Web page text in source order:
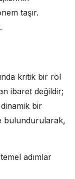
taşır.
kritik bir rol
ibaret değildir;
bir
bulundurularak,
adımlar